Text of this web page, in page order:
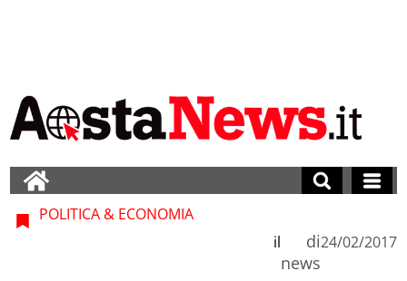
POLITICA & ECONOMIA
di
news
il 24/02/2017